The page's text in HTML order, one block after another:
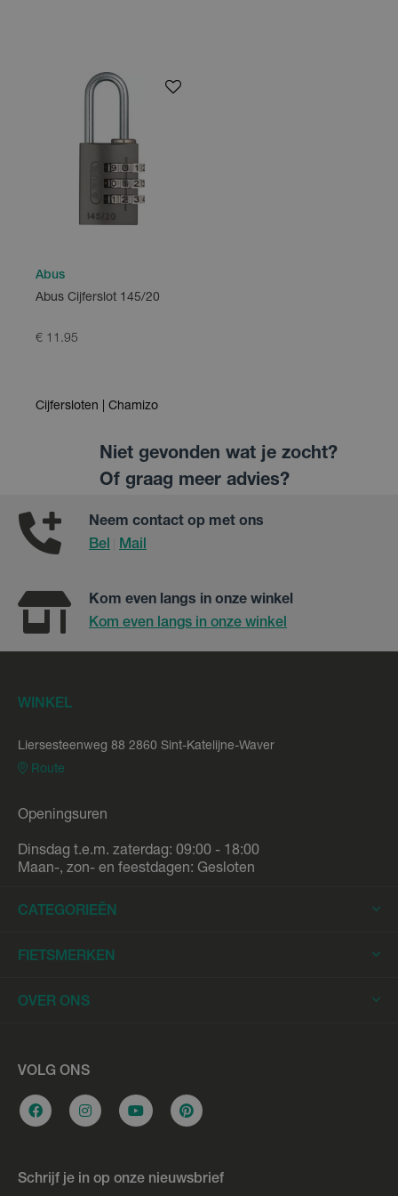
Abus
Abus Cijferslot 145/20
€ 11.95
Cijfersloten | Chamizo
Niet gevonden wat je zocht?
Of graag meer advies?
Neem contact op met ons
Bel
Mail
Kom even langs in onze winkel
Kom even langs in onze winkel
WINKEL
Liersesteenweg 88 2860 Sint-Katelijne-Waver
Route
Openingsuren
Dinsdag t.e.m. zaterdag: 09:00 - 18:00
Maan-, zon- en feestdagen: Gesloten
CATEGORIEËN
Elektrische Fietsen
Elektrische Racefietsen
Elektrische Longtails
Elektrische Bakfietsen
Stadsfietsen
Racefietsen
FIETSMERKEN
Trek
Cannondale
Gazelle
OVER ONS
Werkplaats
Overname e-bike
Vacatures
Fietslening
VOLG ONS
Schrijf je in op onze nieuwsbrief